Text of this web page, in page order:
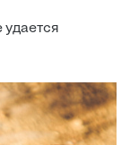
удается